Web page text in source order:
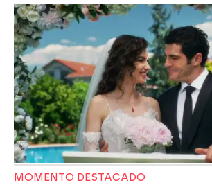
MOMENTO DESTACADO